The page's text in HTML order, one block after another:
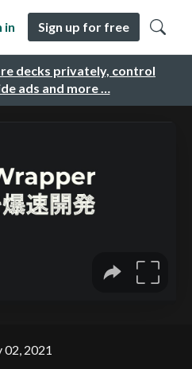
decks privately, control
ads and more …
in Sign up for free
02, 2021